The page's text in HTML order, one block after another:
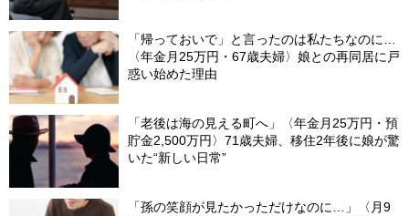
「帰っておいで」と言ったのは私たちなのに…
〈年金月25万円・67歳夫婦〉娘との再同居に戸
惑い始めた理由
「老後は海の見える町へ」〈年金月25万円・預
貯金2,500万円〉71歳夫婦、移住2年後に娘が驚
いた“新しい日常”
「孫の笑顔が見たかっただけなのに…」〈月9